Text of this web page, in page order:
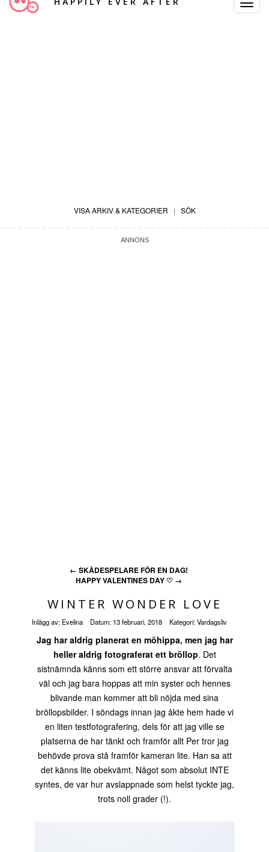
Toggle
VISA ARKIV & KATEGORIER | SÖK
← SKÅDESPELARE FÖR EN DAG!
HAPPY VALENTINES DAY ♡ →
WINTER WONDER LOVE
Inlägg av: Evelina Datum: 13 februari, 2018 Kategori:Vardagsliv
Jag har aldrig planerat en möhippa, men jag har
heller aldrig fotograferat ett bröllop. Det
sistnämnda känns som ett större ansvar att förvalta
väl och jag bara hoppas att min syster och hennes
blivande man kommer att bli nöjda med sina
bröllopsbilder. I söndags innan jag åkte hem hade vi
en liten testfotografering, dels för att jag ville se
platserna de har tänkt och framför allt Per tror jag
behövde prova stå framför kameran lite. Han sa att
det känns lite obekvämt. Något som absolut INTE
syntes, de var hur avslappnade som helst tyckte jag,
trots noll grader (!).